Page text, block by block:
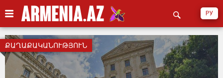
РУ
ՔԱՂԱՔԱԿԱՆՈՒԹՅՈՒՆ